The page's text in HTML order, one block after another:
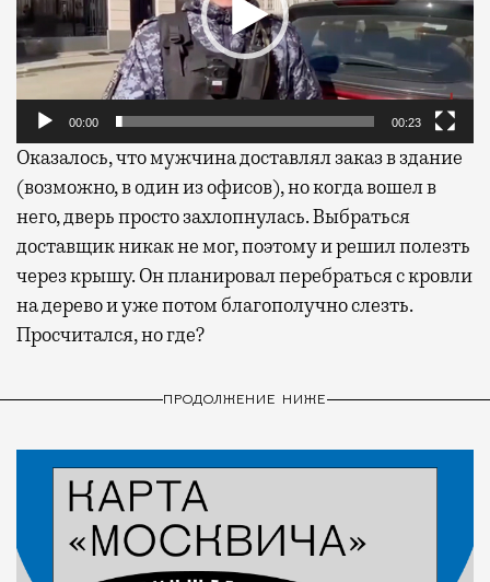
00:00 00:23
Оказалось, что мужчина доставлял заказ в здание
(возможно, в один из офисов), но когда вошел в
него, дверь просто захлопнулась. Выбраться
доставщик никак не мог, поэтому и решил полезть
через крышу. Он планировал перебраться с кровли
на дерево и уже потом благополучно слезть.
Просчитался, но где?
ПРОДОЛЖЕНИЕ НИЖЕ